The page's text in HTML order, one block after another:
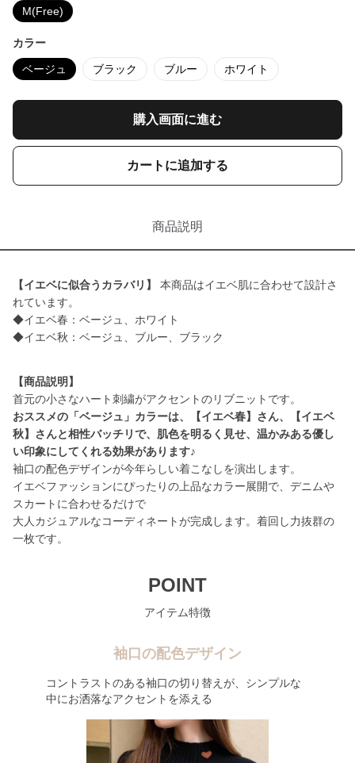
M(Free)
カラー
ベージュ ブラック ブルー ホワイト
購入画面に進む
カートに追加する
商品説明
【イエベに似合うカラバリ】
本商品はイエベ肌に合わせて設計さ
れています。
◆イエベ春：ベージュ、ホワイト
◆イエベ秋：ベージュ、ブルー、ブラック
【商品説明】
おススメの「ベージュ」カラーは、【イエベ春】さん、【イエベ
秋】さんと相性バッチリで、肌色を明るく見せ、温かみある優し
い印象にしてくれる効果があります♪
袖口の配色デザインが今年らしい着こなしを演出します。
イエベファッションにぴったりの上品なカラー展開で、デニムや
スカートに合わせるだけで
大人カジュアルなコーディネートが完成します。着回し力抜群の
一枚です。
POINT
アイテム特徴
袖口の配色デザイン
コントラストのある袖口の切り替えが、シンプルな
中にお洒落なアクセントを添える